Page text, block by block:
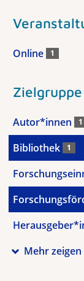
Online 1
Zielgruppe
Autor*innen 1
Bibliothek 1
Mehr zeigen